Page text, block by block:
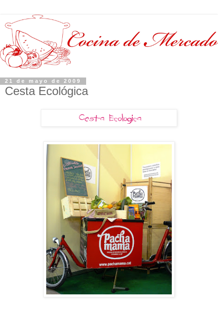
21 de mayo de 2009
Cesta Ecológica